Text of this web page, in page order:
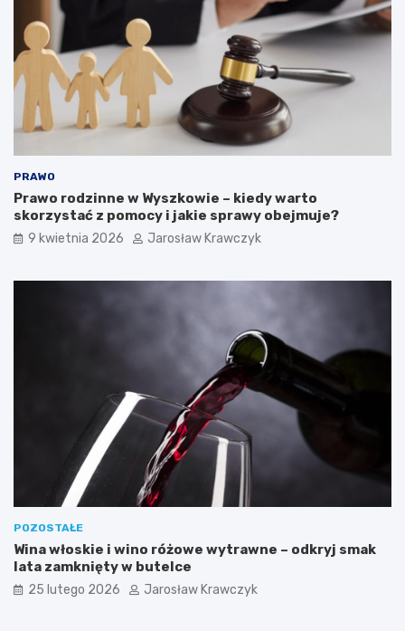
PRAWO
Prawo rodzinne w Wyszkowie – kiedy warto
skorzystać z pomocy i jakie sprawy obejmuje?
9 kwietnia 2026 Jarosław Krawczyk
POZOSTAŁE
Wina włoskie i wino różowe wytrawne – odkryj smak
lata zamknięty w butelce
25 lutego 2026 Jarosław Krawczyk